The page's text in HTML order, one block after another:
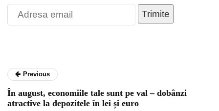
Trimite
Previous
În august, economiile tale sunt pe val – dobânzi
atractive la depozitele în lei și euro